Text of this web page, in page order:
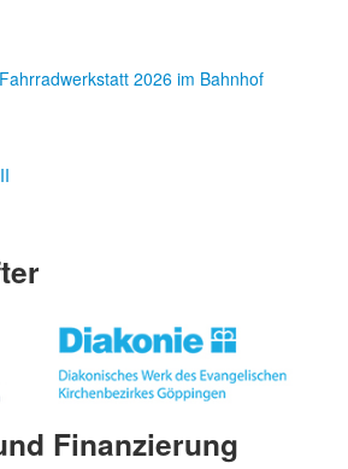
2026 im Bahnhof
Finanzierung